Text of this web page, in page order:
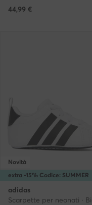
44,99 €
extra -15% Codice: SUMMER
Novità
adidas